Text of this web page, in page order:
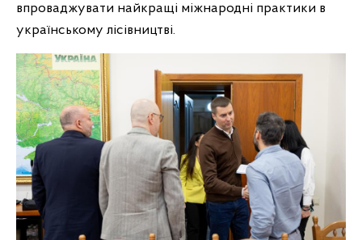
впроваджувати найкращі міжнародні практики в
українському лісівництві.